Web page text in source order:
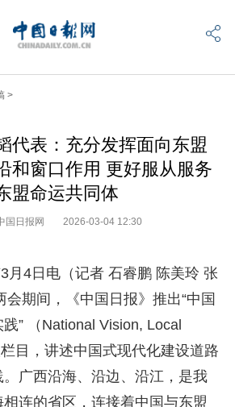
>
代表：充分发挥面向东盟
和窗口作用 更好服从服务
盟命运共同体
国日报网 2026-03-04 12:30
月4日电（记者 石睿鹏 陈美玲 张
会期间，《中国日报》推出“中国
” （National Vision, Local
目，讲述中国式现代化建设道路
。广西沿海、沿边、沿江，是我
连的省区，连接着中国与东盟